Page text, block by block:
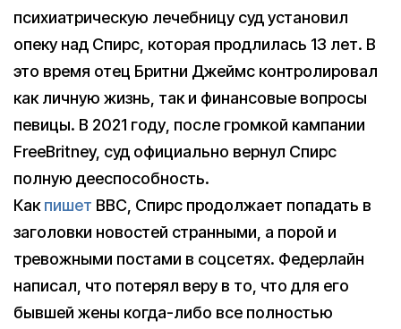
психиатрическую лечебницу суд установил
опеку над Спирс, которая продлилась 13 лет. В
это время отец Бритни Джеймс контролировал
как личную жизнь, так и финансовые вопросы
певицы. В 2021 году, после громкой кампании
FreeBritney, суд официально вернул Спирс
полную дееспособность.
Какпишет BBC, Спирс продолжает попадать в
заголовки новостей странными, а порой и
тревожными постами в соцсетях. Федерлайн
написал, что потерял веру в то, что для его
бывшей жены когда-либо все полностью